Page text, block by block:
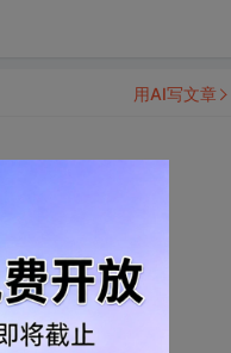
用AI写文章